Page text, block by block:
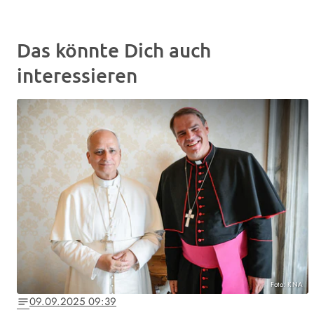
Das könnte Dich auch
interessieren
Foto: KNA
notes09.09.2025 09:39